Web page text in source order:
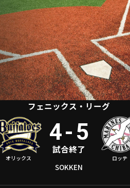
フェニックス・リーグ
オリックス
4-5
試合終了
ロッテ
SOKKEN